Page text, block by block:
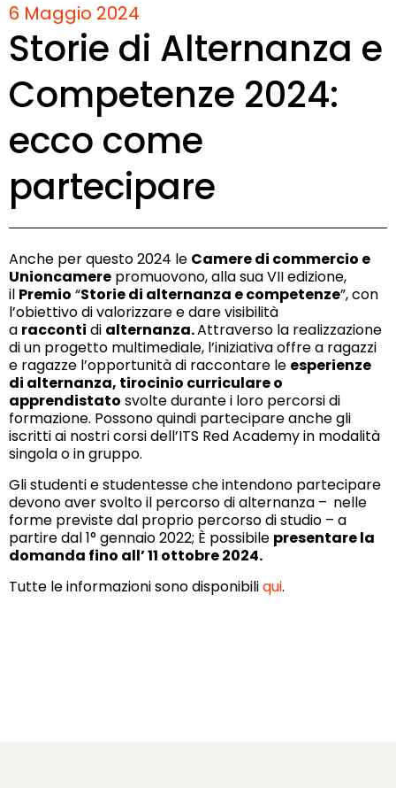
6 Maggio 2024
Storie di Alternanza e
Competenze 2024:
ecco come
partecipare
Anche per questo 2024 le Camere di commercio e
Unioncamere promuovono, alla sua VII edizione,
il Premio “Storie di alternanza e competenze”, con
l’obiettivo di valorizzare e dare visibilità
a racconti di alternanza.Attraverso la realizzazione
di un progetto multimediale, l’iniziativa offre a ragazzi
e ragazze l’opportunità di raccontare le esperienze
di alternanza, tirocinio curriculare o
apprendistato svolte durante i loro percorsi di
formazione. Possono quindi partecipare anche gli
iscritti ai nostri corsi dell’ITS Red Academy in modalità
singola o in gruppo.
Gli studenti e studentesse che intendono partecipare
devono aver svolto il percorso di alternanza – nelle
forme previste dal proprio percorso di studio – a
partire dal 1° gennaio 2022; È possibile presentare la
domanda fino all’ 11 ottobre 2024.
Tutte le informazioni sono disponibiliqui.